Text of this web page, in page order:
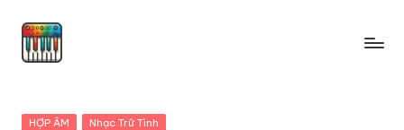
Skip
Posted
HỢP ÂM Nhạc Trữ Tình